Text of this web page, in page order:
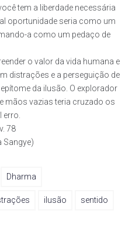
tem a liberdade necessária
oportunidade seria como um
a como um pedaço de
o valor da vida humana e
distrações e a perseguição de
da ilusão. O explorador
mãos vazias teria cruzado os
erro.
78
Sangye)
Dharma
ilusão sentido